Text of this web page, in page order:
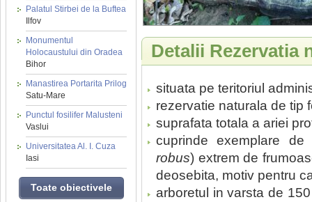
Palatul Stirbei de la Buftea
Ilfov
Monumentul
Holocaustului din Oradea
Bihor
Manastirea Portarita Prilog
Satu-Mare
Punctul fosilifer Malusteni
Vaslui
Universitatea Al. I. Cuza
Iasi
Toate obiectivele
Detalii Rezervatia
situata pe teritoriul
rezervatie naturala de tip
suprafata totala a ariei
cuprinde exemplare
robus) extrem de
deosebita, motiv pentru
arboretul in varsta de